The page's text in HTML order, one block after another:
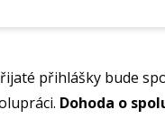
přihlášky bude
Dohoda o